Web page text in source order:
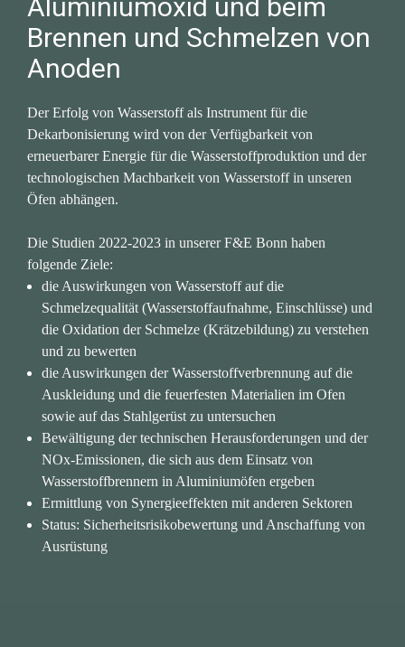
Aluminiumoxid und beim
Brennen und Schmelzen von
Anoden
Der Erfolg von Wasserstoff als Instrument für die
Dekarbonisierung wird von der Verfügbarkeit von
erneuerbarer Energie für die Wasserstoffproduktion und der
technologischen Machbarkeit von Wasserstoff in unseren
Öfen abhängen.
Die Studien 2022-2023 in unserer F&E Bonn haben
folgende Ziele:
die Auswirkungen von Wasserstoff auf die
Schmelzequalität (Wasserstoffaufnahme, Einschlüsse) und
die Oxidation der Schmelze (Krätzebildung) zu verstehen
und zu bewerten
die Auswirkungen der Wasserstoffverbrennung auf die
Auskleidung und die feuerfesten Materialien im Ofen
sowie auf das Stahlgerüst zu untersuchen
Bewältigung der technischen Herausforderungen und der
NOx-Emissionen, die sich aus dem Einsatz von
Wasserstoffbrennern in Aluminiumöfen ergeben
Ermittlung von Synergieeffekten mit anderen Sektoren
Status: Sicherheitsrisikobewertung und Anschaffung von
Ausrüstung